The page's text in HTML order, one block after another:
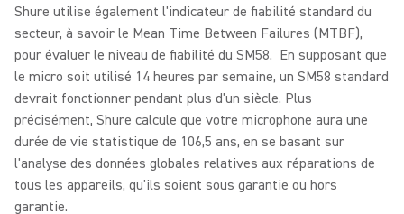
Shure utilise également l'indicateur de fiabilité standard du
secteur, à savoir le Mean Time Between Failures (MTBF),
pour évaluer le niveau de fiabilité du SM58. En supposant que
le micro soit utilisé 14 heures par semaine, un SM58 standard
devrait fonctionner pendant plus d'un siècle. Plus
précisément, Shure calcule que votre microphone aura une
durée de vie statistique de 106,5 ans, en se basant sur
l'analyse des données globales relatives aux réparations de
tous les appareils, qu'ils soient sous garantie ou hors
garantie.